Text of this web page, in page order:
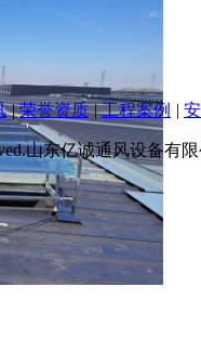
| 荣誉资质 | 工程案例 |
山东亿诚通风设备有